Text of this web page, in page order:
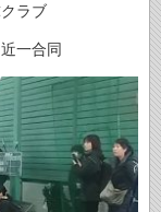
ラブ
一合同